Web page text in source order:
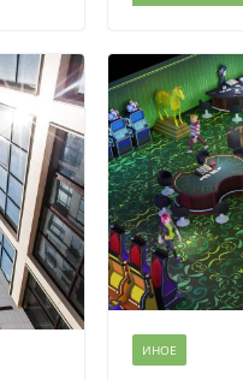
ИНОЕ